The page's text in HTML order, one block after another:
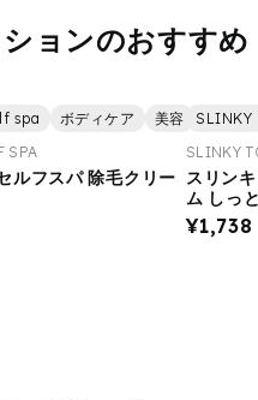
ョンのおすすめ
spa ボディケア 美容
除毛
SPA
ルフスパ 除毛クリー
SLINKY
SLINKY
スリン
ム しっ
量（200g
¥1,738